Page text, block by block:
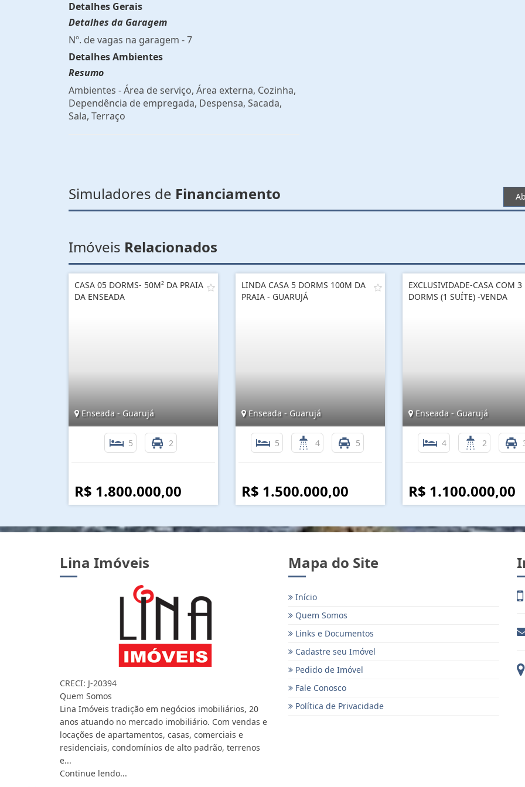
Detalhes Gerais
Detalhes da Garagem
Nº. de vagas na garagem - 7
Detalhes Ambientes
Resumo
Ambientes - Área de serviço, Área externa, Cozinha,
Dependência de empregada, Despensa, Sacada,
Sala, Terraço
Simuladores de Financiamento
Imóveis Relacionados
CASA 05 DORMS- 50M² DA PRAIA
DA ENSEADA
Enseada - Guarujá
5 2
R$ 1.800.000,00
LINDA CASA 5 DORMS 100M DA
PRAIA - GUARUJÁ
Enseada - Guarujá
5 4 5
R$ 1.500.000,00
EXCLUSIVIDADE-CASA COM 3
DORMS (1 SUÍTE) -VENDA
Enseada - Guarujá
4 2
R$ 1.100.000,00
Lina Imóveis
CRECI: J-20394
Quem Somos
Lina Imóveis tradição em negócios imobiliários, 20
anos atuando no mercado imobiliário. Com vendas e
locações de apartamentos, casas, comerciais e
residenciais, condomínios de alto padrão, terrenos
e...
Continue lendo...
Mapa do Site
Início
Quem Somos
Links e Documentos
Cadastre seu Imóvel
Pedido de Imóvel
Fale Conosco
Política de Privacidade